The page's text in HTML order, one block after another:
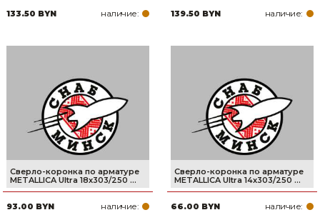
133.50 BYN наличие: 139.50 BYN наличие:
Сверло-коронка по арматуре
METALLICA Ultra 18х303/250 ...
93.00 BYN наличие:
Сверло-коронка по арматуре
METALLICA Ultra 14х303/250 ...
66.00 BYN наличие: